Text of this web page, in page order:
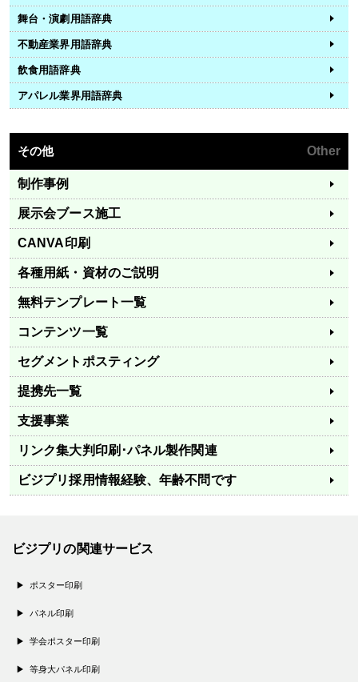
舞台・演劇用語辞典
不動産業界用語辞典
飲食用語辞典
アパレル業界用語辞典
その他 Other
制作事例
展示会ブース施工
CANVA印刷
各種用紙・資材のご説明
無料テンプレート一覧
コンテンツ一覧
セグメントポスティング
提携先一覧
支援事業
リンク集大判印刷･パネル製作関連
ビジプリ採用情報経験、年齢不問です
ビジプリの関連サービス
ポスター印刷
パネル印刷
学会ポスター印刷
等身大パネル印刷